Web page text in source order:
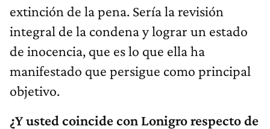
extinción de la pena. Sería la revisión
integral de la condena y lograr un estado
de inocencia, que es lo que ella ha
manifestado que persigue como principal
objetivo.
¿Y usted coincide con Lonigro respecto de